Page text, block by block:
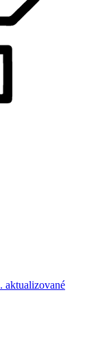
aktualizované